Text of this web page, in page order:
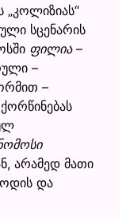
სცენარის
ფილია–
–
–
არამედ მათი
და